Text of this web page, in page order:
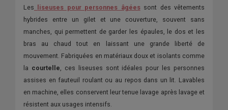
Les liseuses pour personnes âgéessont des vêtements
hybrides entre un gilet et une couverture, souvent sans
manches, qui permettent de garder les épaules, le dos et les
bras au chaud tout en laissant une grande liberté de
mouvement. Fabriquées en matériaux doux et isolants comme
la courtelle , ces liseuses sont idéales pour les personnes
assises en fauteuil roulant ou au repos dans un lit. Lavables
en machine, elles conservent leur tenue lavage après lavage et
résistent aux usages intensifs.